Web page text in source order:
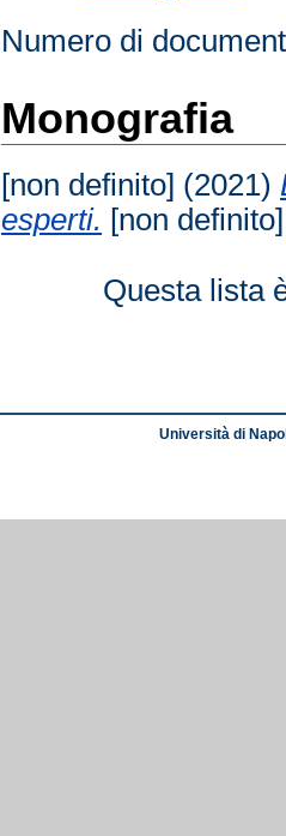
Numero di
Monografia
[non definito] (2021)
esperti. [non
Questa lista
Università di